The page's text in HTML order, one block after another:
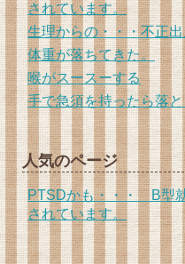
されています。
生理からの・・・不正
体重が落ちてきた。
喉がスースーする
手で急須を持ったら落
人気のページ
PTSDかも・・・ B型
されています。